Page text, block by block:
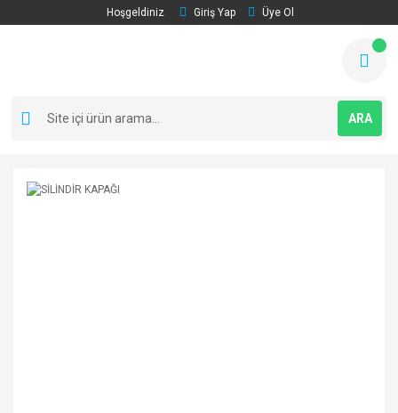
Hoşgeldiniz Giriş Yap Üye Ol
ARA